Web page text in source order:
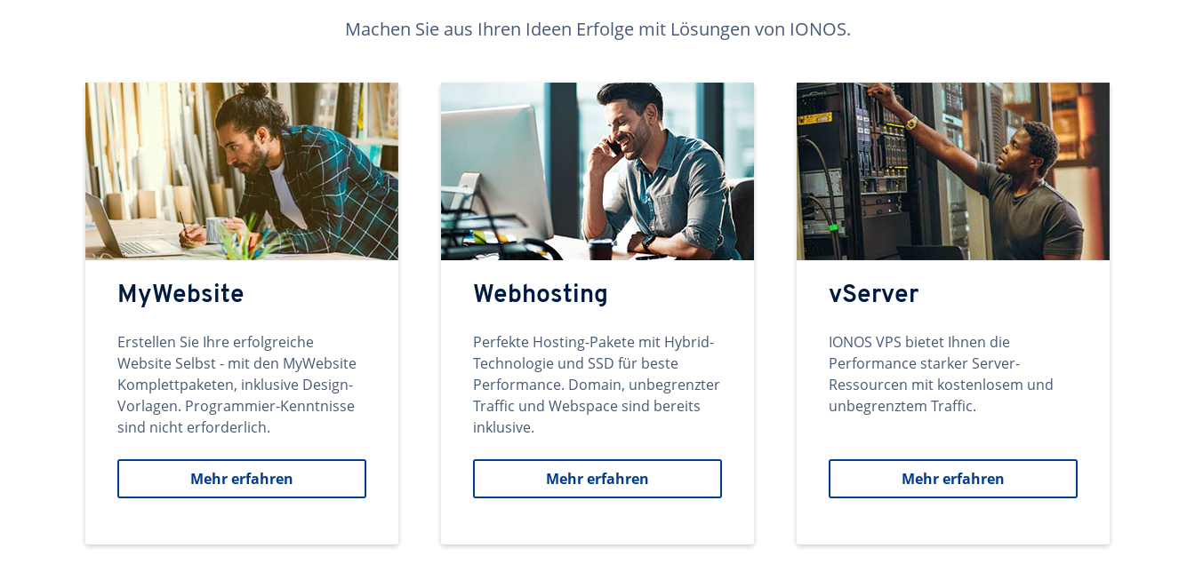
Machen Sie aus Ihren Ideen Erfolge mit Lösungen von IONOS.
MyWebsite
Erstellen Sie Ihre erfolgreiche
Website Selbst - mit den MyWebsite
Komplettpaketen, inklusive Design-
Vorlagen. Programmier-Kenntnisse
sind nicht erforderlich.
Mehr erfahren
Webhosting
Perfekte Hosting-Pakete mit Hybrid-
Technologie und SSD für beste
Performance. Domain, unbegrenzter
Traffic und Webspace sind bereits
inklusive.
Mehr erfahren
vServer
IONOS VPS bietet Ihnen die
Performance starker Server-
Ressourcen mit kostenlosem und
unbegrenztem Traffic.
Mehr erfahren